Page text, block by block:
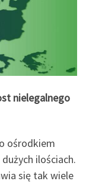
nielegalnego
ośrodkiem
ilościach.
się tak wiele